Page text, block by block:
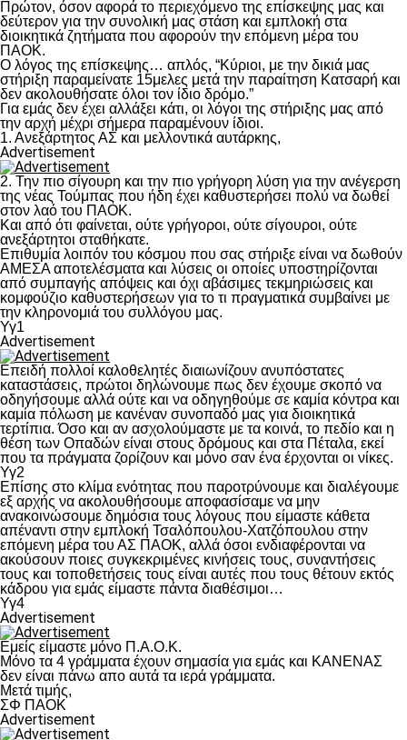
Πρώτον, όσον αφορά το περιεχόμενο της επίσκεψης μας και
δεύτερον για την συνολική μας στάση και εμπλοκή στα
διοικητικά ζητήματα που αφορούν την επόμενη μέρα του
ΠΑΟΚ.
Ο λόγος της επίσκεψης… απλός, “Κύριοι, με την δικιά μας
στήριξη παραμείνατε 15μελες μετά την παραίτηση Κατσαρή και
δεν ακολουθήσατε όλοι τον ίδιο δρόμο.”
Για εμάς δεν έχει αλλάξει κάτι, οι λόγοι της στήριξης μας από
την αρχή μέχρι σήμερα παραμένουν ίδιοι.
1. Ανεξάρτητος ΑΣ και μελλοντικά αυτάρκης,
Advertisement
2. Την πιο σίγουρη και την πιο γρήγορη λύση για την ανέγερση
της νέας Τούμπας που ήδη έχει καθυστερήσει πολύ να δωθεί
στον λαό του ΠΑΟΚ.
Και από ότι φαίνεται, ούτε γρήγοροι, ούτε σίγουροι, ούτε
ανεξάρτητοι σταθήκατε.
Επιθυμία λοιπόν του κόσμου που σας στήριξε είναι να δωθούν
ΑΜΕΣΑ αποτελέσματα και λύσεις οι οποίες υποστηρίζονται
από συμπαγής απόψεις και όχι αβάσιμες τεκμηριώσεις και
κομφούζιο καθυστερήσεων για το τι πραγματικά συμβαίνει με
την κληρονομιά του συλλόγου μας.
Υγ1
Advertisement
Επειδή πολλοί καλοθελητές διαιωνίζουν ανυπόστατες
καταστάσεις, πρώτοι δηλώνουμε πως δεν έχουμε σκοπό να
οδηγήσουμε αλλά ούτε και να οδηγηθούμε σε καμία κόντρα και
καμία πόλωση με κανέναν συνοπαδό μας για διοικητικά
τερτίπια. Όσο και αν ασχολούμαστε με τα κοινά, το πεδίο και η
θέση των Οπαδών είναι στους δρόμους και στα Πέταλα, εκεί
που τα πράγματα ζορίζουν και μόνο σαν ένα έρχονται οι νίκες.
Υγ2
Επίσης στο κλίμα ενότητας που παροτρύνουμε και διαλέγουμε
εξ αρχής να ακολουθήσουμε αποφασίσαμε να μην
ανακοινώσουμε δημόσια τους λόγους που είμαστε κάθετα
απέναντι στην εμπλοκή Τσαλόπουλου-Χατζόπουλου στην
επόμενη μέρα του ΑΣ ΠΑΟΚ, αλλά όσοι ενδιαφέρονται να
ακούσουν ποιες συγκεκριμένες κινήσεις τους, συναντήσεις
τους και τοποθετήσεις τους είναι αυτές που τους θέτουν εκτός
κάδρου για εμάς είμαστε πάντα διαθέσιμοι…
Υγ4
Advertisement
Εμείς είμαστε μόνο Π.Α.Ο.Κ.
Μόνο τα 4 γράμματα έχουν σημασία για εμάς και ΚΑΝΕΝΑΣ
δεν είναι πάνω απο αυτά τα ιερά γράμματα.
Μετά τιμής,
ΣΦ ΠΑΟΚ
Advertisement